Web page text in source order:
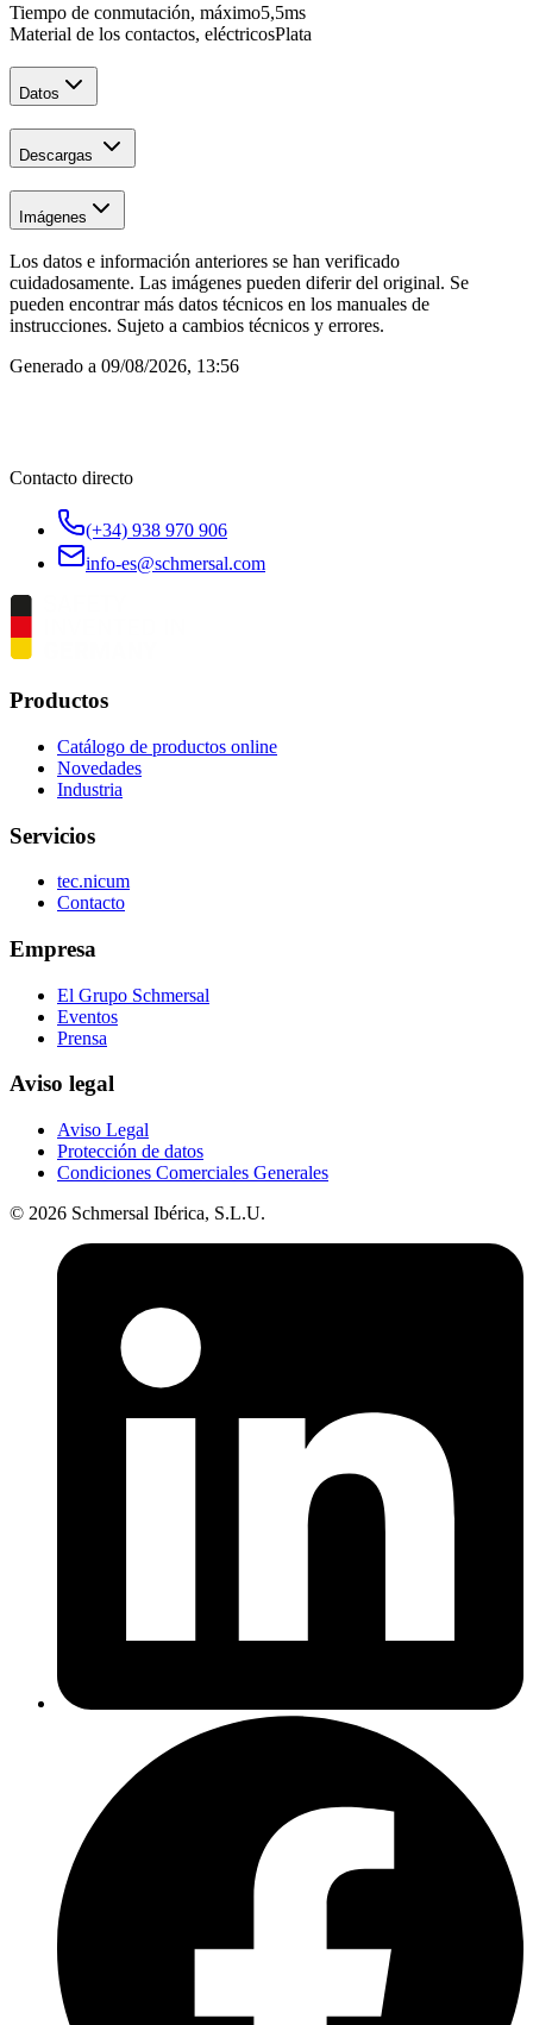
Tiempo de conmutación, máximo5,5ms
Material de los contactos, eléctricosPlata
Datos
Descargas
Imágenes
Los datos e información anteriores se han verificado
cuidadosamente. Las imágenes pueden diferir del original. Se
pueden encontrar más datos técnicos en los manuales de
instrucciones. Sujeto a cambios técnicos y errores.
Generado a 09/08/2026, 13:56
Contacto directo
(+34) 938 970 906
info-es@schmersal.com
Productos
Catálogo de productos online
Novedades
Industria
Servicios
tec.nicum
Contacto
Empresa
El Grupo Schmersal
Eventos
Prensa
Aviso legal
Aviso Legal
Protección de datos
Condiciones Comerciales Generales
© 2026 Schmersal Ibérica, S.L.U.